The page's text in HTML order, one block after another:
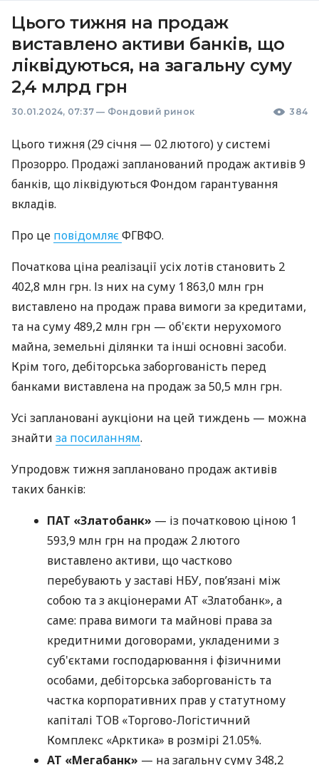
Цього тижня на продаж
виставлено активи банків, що
ліквідуються, на загальну суму
2,4 млрд грн
30.01.2024, 07:37 — Фондовий ринок 384
Цього тижня (29 січня — 02 лютого) у системі
Прозорро. Продажі запланований продаж активів 9
банків, що ліквідуються Фондом гарантування
вкладів.
Про це повідомляєФГВФО.
Початкова ціна реалізації усіх лотів становить 2
402,8 млн грн. Із них на суму 1 863,0 млн грн
виставлено на продаж права вимоги за кредитами,
та на суму 489,2 млн грн — об'єкти нерухомого
майна, земельні ділянки та інші основні засоби.
Крім того, дебіторська заборгованість перед
банками виставлена на продаж за 50,5 млн грн.
Усі заплановані аукціони на цей тиждень — можна
знайти за посиланням.
Упродовж тижня заплановано продаж активів
таких банків:
ПАТ «Златобанк» — із початковою ціною 1
593,9 млн грн на продаж 2 лютого
виставлено активи, що частково
перебувають у заставі НБУ, пов’язані між
собою та з акціонерами АТ «Златобанк», а
саме: права вимоги та майнові права за
кредитними договорами, укладеними з
суб'єктами господарювання і фізичними
особами, дебіторська заборгованість та
частка корпоративних прав у статутному
капіталі ТОВ «Торгово-Логістичний
Комплекс «Арктика» в розмірі 21.05%.
АТ «Мегабанк» — на загальну суму 348,2